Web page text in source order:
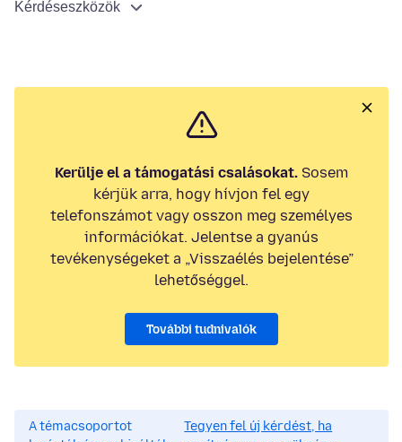
Kérdéseszközök
Kerülje el a támogatási csalásokat. Sosem
kérjük arra, hogy hívjon fel egy
telefonszámot vagy osszon meg személyes
információkat. Jelentse a gyanús
tevékenységeket a „Visszaélés bejelentése”
lehetőséggel.
További tudnivalók
A témacsoportot
Tegyen fel új kérdést, ha